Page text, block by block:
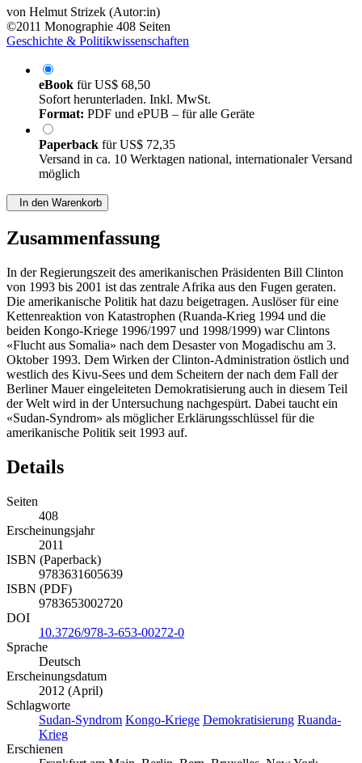
von Helmut Strizek (Autor:in)
©2011 Monographie 408 Seiten
Geschichte & Politikwissenschaften
eBook fürUS$ 68,50
Sofort herunterladen. Inkl. MwSt.
Format: PDF und ePUB – für alle Geräte
Paperback fürUS$ 72,35
Versand in ca. 10 Werktagen national, internationaler Versand
möglich
In den Warenkorb
Zusammenfassung
In der Regierungszeit des amerikanischen Präsidenten Bill Clinton
von 1993 bis 2001 ist das zentrale Afrika aus den Fugen geraten.
Die amerikanische Politik hat dazu beigetragen. Auslöser für eine
Kettenreaktion von Katastrophen (Ruanda-Krieg 1994 und die
beiden Kongo-Kriege 1996/1997 und 1998/1999) war Clintons
«Flucht aus Somalia» nach dem Desaster von Mogadischu am 3.
Oktober 1993. Dem Wirken der Clinton-Administration östlich und
westlich des Kivu-Sees und dem Scheitern der nach dem Fall der
Berliner Mauer eingeleiteten Demokratisierung auch in diesem Teil
der Welt wird in der Untersuchung nachgespürt. Dabei taucht ein
«Sudan-Syndrom» als möglicher Erklärungsschlüssel für die
amerikanische Politik seit 1993 auf.
Details
Seiten
408
Erscheinungsjahr
2011
ISBN (Paperback)
9783631605639
ISBN (PDF)
9783653002720
DOI
10.3726/978-3-653-00272-0
Sprache
Deutsch
Erscheinungsdatum
2012 (April)
Schlagworte
Sudan-Syndrom Kongo-Kriege Demokratisierung Ruanda-
Krieg
Erschienen